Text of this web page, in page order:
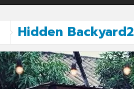
Hidden Backyard2